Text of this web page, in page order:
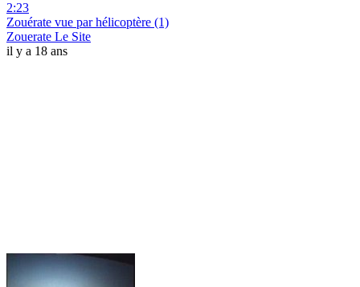
2:23
Zouérate vue par hélicoptère (1)
Zouerate Le Site
il y a 18 ans